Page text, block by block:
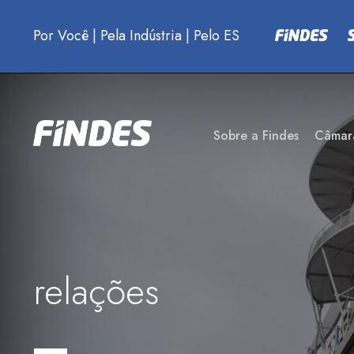
Por Você | Pela Indústria | Pelo ES
Sobre a Findes
relações